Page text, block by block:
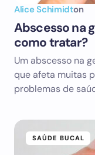
Alice Schimidton
Abscesso na
como tratar?
Um abscesso na
que afeta muitas
problemas de
SAÚDE BUCAL